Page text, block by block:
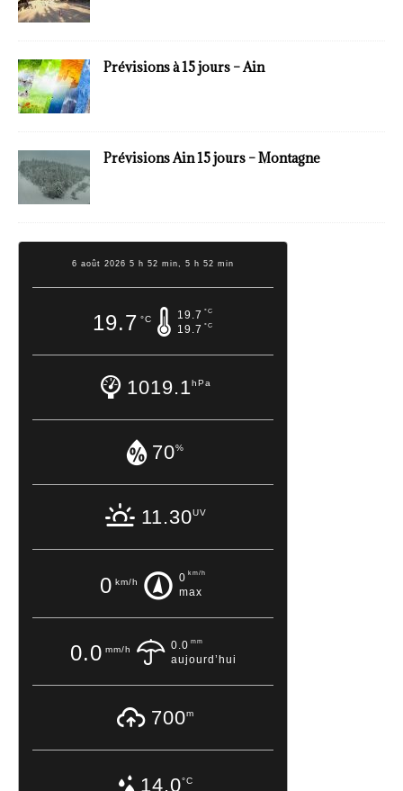
Prévisions à 15 jours – Ain
Prévisions Ain 15 jours – Montagne
6 août 2026 5 h 52 min, 5 h 52 min
19.7 °C 19.7 °C
19.7 °C
1019.1hPa
70%
11.30UV
0 km/h 0 km/h
max
0.0 mm/h 0.0 mm
aujourd’hui
700m
14.0°C